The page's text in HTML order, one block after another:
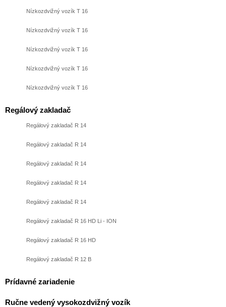
Nízkozdvižný vozík T 16
Nízkozdvižný vozík T 16
Nízkozdvižný vozík T 16
Nízkozdvižný vozík T 16
Nízkozdvižný vozík T 16
Regálový zakladač
Regálový zakladač R 14
Regálový zakladač R 14
Regálový zakladač R 14
Regálový zakladač R 14
Regálový zakladač R 14
Regálový zakladač R 16 HD Li - ION
Regálový zakladač R 16 HD
Regálový zakladač R 12 B
Prídavné zariadenie
Ručne vedený vysokozdvižný vozík